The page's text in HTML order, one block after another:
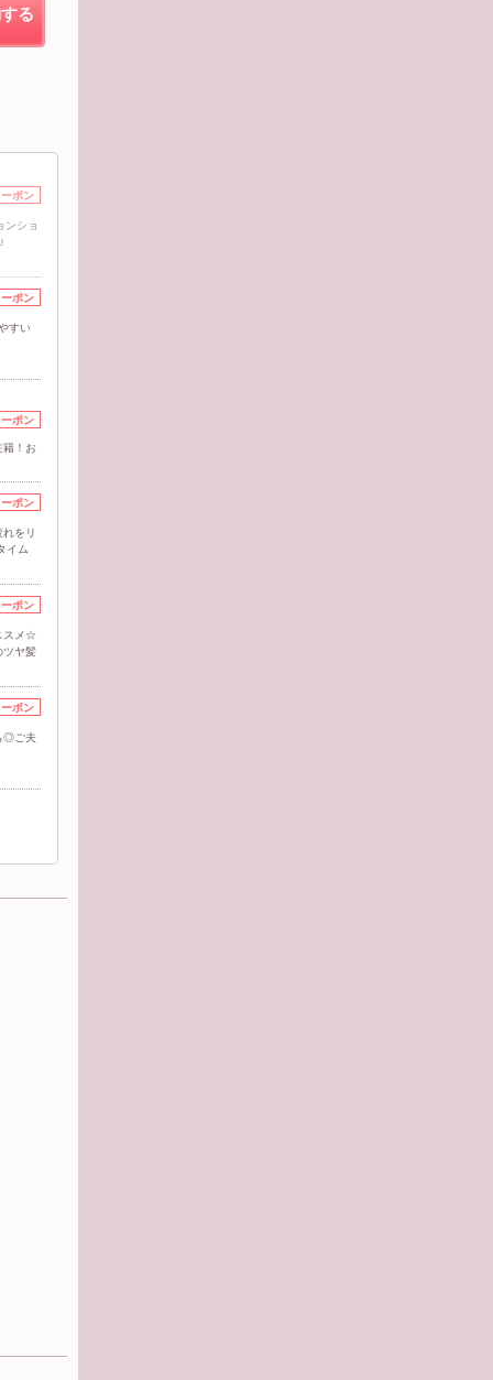
る
ポン
ンショ
ポン
すい
ポン
籍！お
ポン
をリ
イム
ポン
スメ☆
ツヤ髪
ポン
◎ご夫